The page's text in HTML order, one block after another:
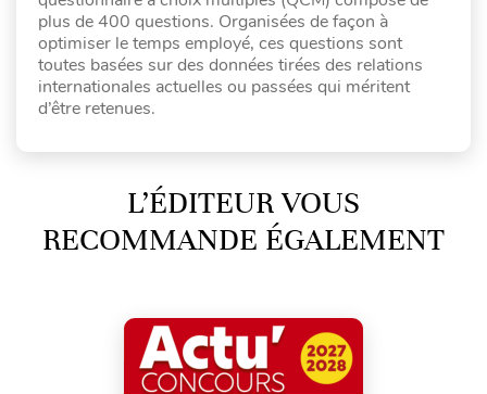
plus de 400 questions. Organisées de façon à
optimiser le temps employé, ces questions sont
toutes basées sur des données tirées des relations
internationales actuelles ou passées qui méritent
d’être retenues.
L’ÉDITEUR VOUS
RECOMMANDE ÉGALEMENT